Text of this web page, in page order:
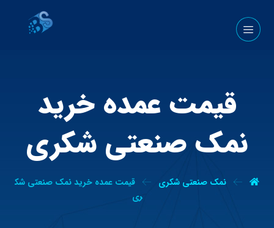
قیمت عمده خرید
نمک صنعتی شکری
نمک صنعتی شکری
قیمت عمده خرید نمک صنعتی شک
ری